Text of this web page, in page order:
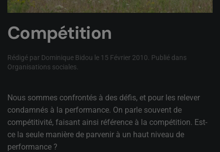
Compétition
Rédigé par Dominique Bidou le 15 Février 2010 . Publié dans
Organisations sociales
Nous sommes confrontés à des défis, et pour les relever
condamnés à la performance. On parle souvent de
compétitivité, faisant ainsi référence à la compétition. Est-
ce la seule manière de parvenir à un haut niveau de
performance ?